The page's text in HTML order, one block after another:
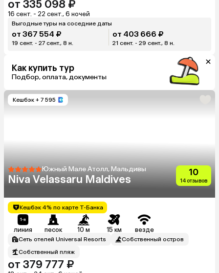
от 335 098 ₽
16 сент. - 22 сент., 6 ночей
Выгодные туры на соседние даты
от 367 554 ₽
19 сент. - 27 сент., 8 н.
от 403 666 ₽
21 сент. - 29 сент., 8 н.
Как купить тур
Подбор, оплата, документы
Кешбэк + 7 595
Южный Мале Атолл, Мальдивы
Niva Velassaru Maldives
10
14 отзывов
Кешбэк 4% по карте Т-Банка
линия песок 10 м 15 км везде
Сеть отелей Universal Resorts
Собственный остров
Собственный пляж
от 379 777 ₽